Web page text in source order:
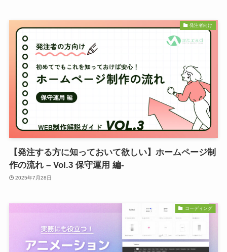
発注者向け
【発注する方に知っておいて欲しい】ホームページ制
作の流れ – Vol.3 保守運用 編-
2025年7月28日
コーディング